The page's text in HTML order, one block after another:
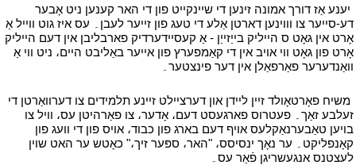
יענע אַז דורך אמונה זינען די שיינקייט פון די האר קענען ניט אָבער
דע-סייער צו וווינען דארטן אַלע די טעג פון זייער לעבן۔ עס איז גוט ווייל אַ
אָרט אין גאָט ס הייליק בייַזייַן - אַ קעסיידערדיק פארבליבן אין דעם הייליק
אָרט פון גאָט ווי אויב אין די קאַמפערץ פון אייער באַליבט היים، ניט ווי אַ
וואַנדערער פאַרפאַלן אין דער פינצטער۔
משיח פאָרטאָולד זיין ליידן און דערציילט זיינע תלמידים צו דערוואַרטן די
זעלבע זאַך۔ פעטרוס פארגעסט דעם، אָדער، צו פאַרהיטן עס، וויל צו
בויען טאַבערנאַקלעס אויף דעם בארג פון כבוד، אויס פון די וועג פון
קאָנפליקט۔ ער נאָך ינסיסס، "האר، ספּער זיך،" כאָטש ער האט שוין
לעצטנס אנגעשריגן פֿאַר עס۔